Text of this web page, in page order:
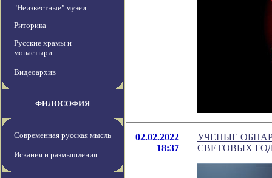
"Неизвестные" музеи
Риторика
Русские храмы и
монастыри
Видеоархив
ФИЛОСОФИЯ
Современная русская мысль
Искания и размышления
02.02.2022
18:37
УЧЕНЫЕ
СВЕТОВЫХ